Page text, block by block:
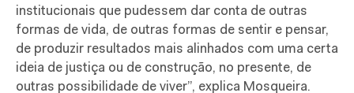
institucionais que pudessem dar conta de outras
formas de vida, de outras formas de sentir e pensar,
de produzir resultados mais alinhados com uma certa
ideia de justiça ou de construção, no presente, de
outras possibilidade de viver”, explica Mosqueira.